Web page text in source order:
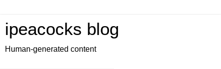
ipeacocks blog
Human-generated content